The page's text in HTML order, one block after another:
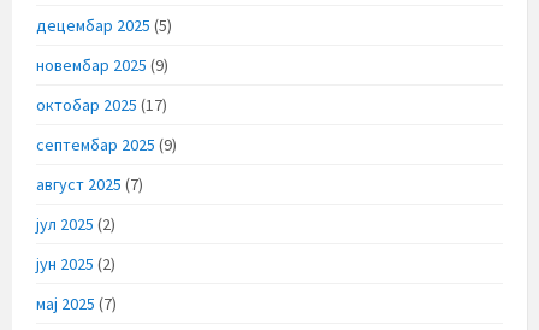
децембар 2025 (5)
новембар 2025 (9)
октобар 2025 (17)
септембар 2025 (9)
август 2025 (7)
јул 2025 (2)
јун 2025 (2)
мај 2025 (7)